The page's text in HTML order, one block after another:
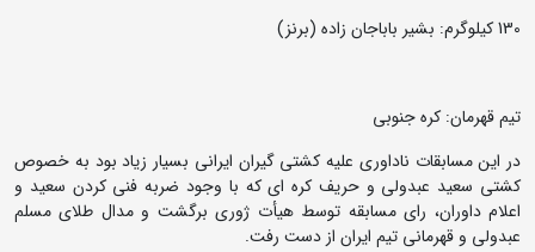
130 کیلوگرم: بشیر باباجان زاده (برنز)
تیم قهرمان: کره جنوبی
در این مسابقات ناداوری علیه کشتی گیران ایرانی بسیار زیاد بود به خصوص
کشتی سعید عبدولی و حریف کره ای که با وجود ضربه فنی کردن سعید و
اعلام داوران، رای مسابقه توسط هیأت ژوری برگشت و مدال طلای مسلم
عبدولی و قهرمانی تیم ایران از دست رفت.